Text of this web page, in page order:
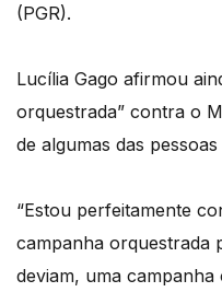
(PGR).
Lucília Gago afirmou
orquestrada” contra o
de algumas das
“Estou perfeitamente
campanha orquestrada
deviam, uma